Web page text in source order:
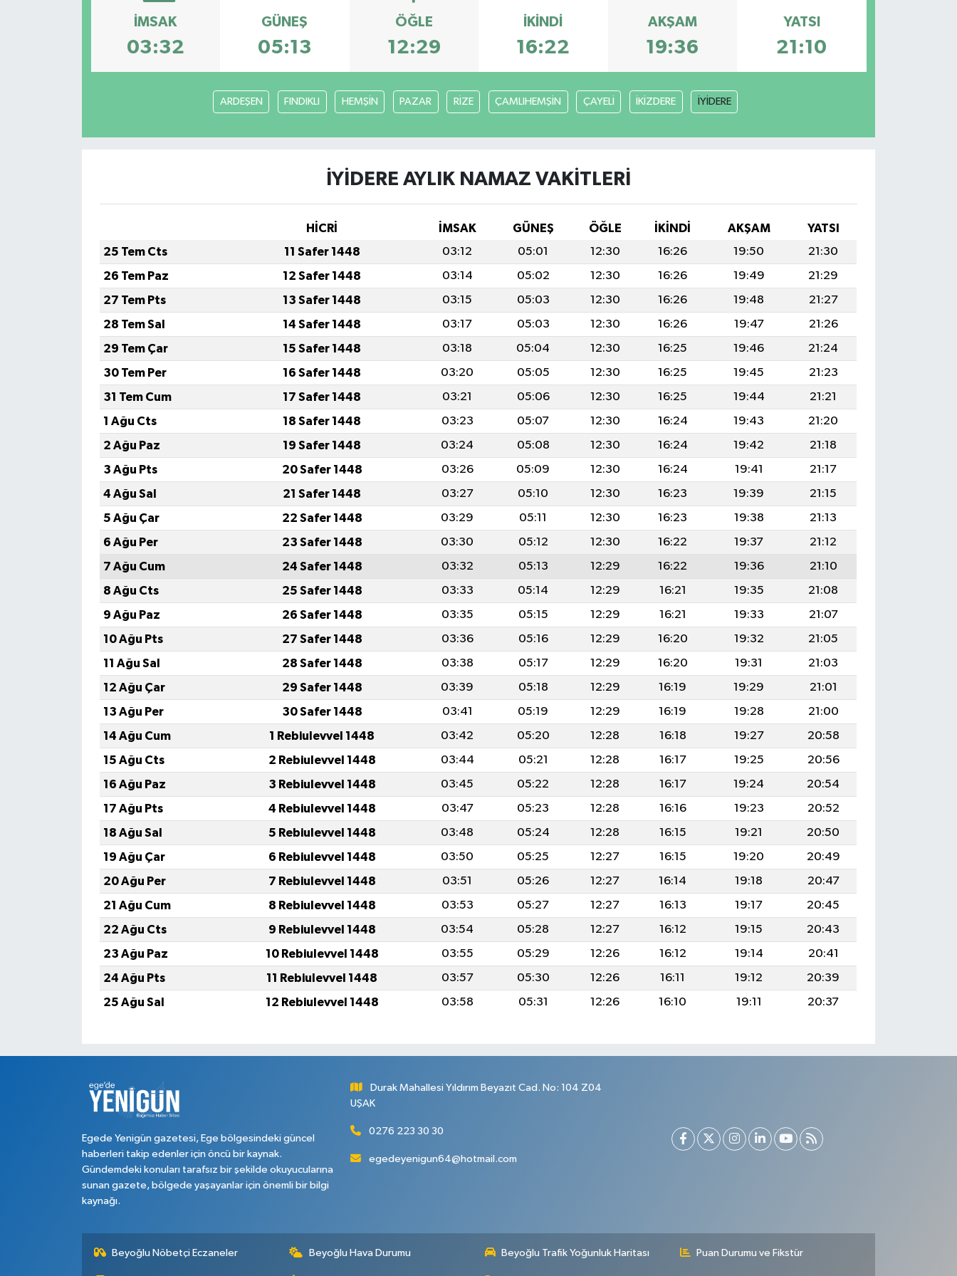
İMSAK
03:32
GÜNEŞ
05:13
ÖĞLE
12:29
İKINDI
16:22
AKŞAM
19:36
YATSI
21:10
ARDEŞEN FINDIKLI HEMŞİN PAZAR RİZE ÇAMLIHEMŞİN ÇAYELİ İKİZDERE İYİDERE
İYİDERE AYLIK NAMAZ VAKITLERI
HİCRİ İMSAK GÜNEŞ ÖĞLE İKINDI AKŞAM
YATSI
25 Tem Cts
11 Safer 1448 03:12 05:01 12:30 16:26 19:50
21:30
26 Tem Paz
12 Safer 1448 03:14 05:02 12:30 16:26 19:49
21:29
27 Tem Pts
13 Safer 1448 03:15 05:03 12:30 16:26 19:48
21:27
28 Tem Sal
14 Safer 1448 03:17 05:03 12:30 16:26 19:47
21:26
29 Tem Çar
15 Safer 1448 03:18 05:04 12:30 16:25 19:46
21:24
30 Tem Per
16 Safer 1448 03:20 05:05 12:30 16:25 19:45
21:23
31 Tem Cum
17 Safer 1448 03:21 05:06 12:30 16:25 19:44
21:21
1 Ağu Cts
18 Safer 1448 03:23 05:07 12:30 16:24 19:43
21:20
2 Ağu Paz
19 Safer 1448 03:24 05:08 12:30 16:24 19:42
21:18
3 Ağu Pts
20 Safer 1448 03:26 05:09 12:30 16:24 19:41
21:17
4 Ağu Sal
21 Safer 1448 03:27 05:10 12:30 16:23 19:39
21:15
5 Ağu Çar
22 Safer 1448 03:29 05:11 12:30 16:23 19:38
21:13
6 Ağu Per
23 Safer 1448 03:30 05:12 12:30 16:22 19:37
21:12
7 Ağu Cum
24 Safer 1448 03:32 05:13 12:29 16:22 19:36
21:10
8 Ağu Cts
25 Safer 1448 03:33 05:14 12:29 16:21 19:35
21:08
9 Ağu Paz
26 Safer 1448 03:35 05:15 12:29 16:21 19:33
21:07
10 Ağu Pts
27 Safer 1448 03:36 05:16 12:29 16:20 19:32
21:05
11 Ağu Sal
28 Safer 1448 03:38 05:17 12:29 16:20 19:31
21:03
12 Ağu Çar
29 Safer 1448 03:39 05:18 12:29 16:19 19:29
21:01
13 Ağu Per
30 Safer 1448 03:41 05:19 12:29 16:19 19:28
21:00
14 Ağu Cum
1 Rebiulevvel 1448 03:42 05:20 12:28 16:18 19:27
20:58
15 Ağu Cts
2 Rebiulevvel 1448 03:44 05:21 12:28 16:17 19:25
20:56
16 Ağu Paz
3 Rebiulevvel 1448 03:45 05:22 12:28 16:17 19:24
20:54
17 Ağu Pts
4 Rebiulevvel 1448 03:47 05:23 12:28 16:16 19:23
20:52
18 Ağu Sal
5 Rebiulevvel 1448 03:48 05:24 12:28 16:15 19:21
20:50
19 Ağu Çar
6 Rebiulevvel 1448 03:50 05:25 12:27 16:15 19:20
20:49
20 Ağu Per
7 Rebiulevvel 1448 03:51 05:26 12:27 16:14 19:18
20:47
21 Ağu Cum
8 Rebiulevvel 1448 03:53 05:27 12:27 16:13 19:17
20:45
22 Ağu Cts
9 Rebiulevvel 1448 03:54 05:28 12:27 16:12 19:15
20:43
23 Ağu Paz
10 Rebiulevvel 1448 03:55 05:29 12:26 16:12 19:14
20:41
24 Ağu Pts
11 Rebiulevvel 1448 03:57 05:30 12:26 16:11 19:12
20:39
25 Ağu Sal
12 Rebiulevvel 1448 03:58 05:31 12:26 16:10 19:11 20:37
Egede Yenigün gazetesi, Ege bölgesindeki güncel
haberleri takip edenler için öncü bir kaynak.
Gündemdeki konuları tarafsız bir şekilde okuyucularına
sunan gazete, bölgede yaşayanlar için önemli bir bilgi
kaynağı.
Durak Mahallesi Yıldırım Beyazıt Cad. No: 104 Z04
UŞAK
0276 223 30 30
egedeyenigun64@hotmail.com
Beyoğlu Nöbetçi Eczaneler Beyoğlu Hava Durumu Beyoğlu Trafik Yoğunluk Haritası Puan Durumu ve Fikstür